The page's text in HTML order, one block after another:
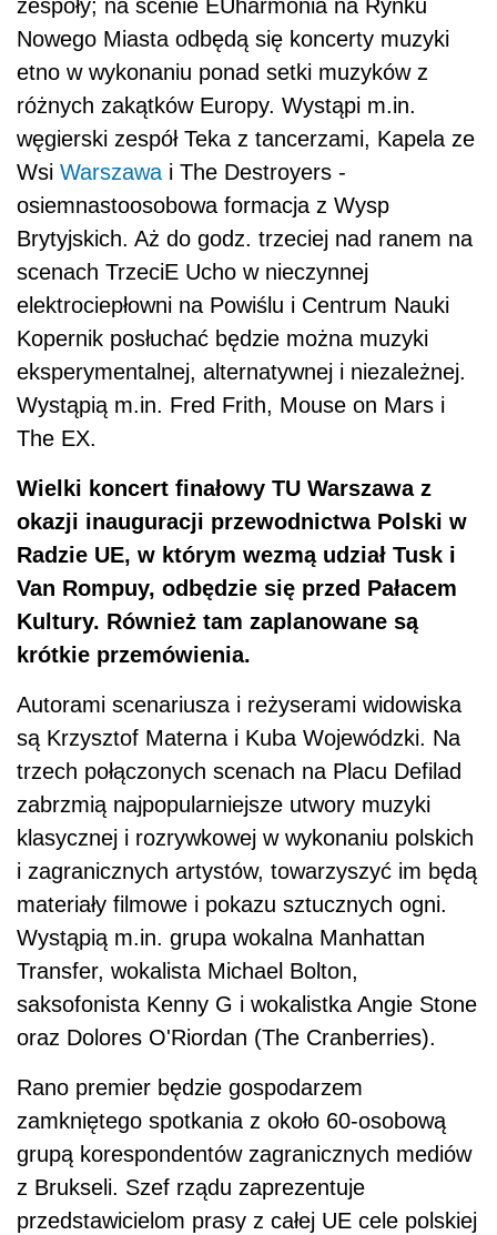
zespoły; na scenie EUharmonia na Rynku
Nowego Miasta odbędą się koncerty muzyki
etno w wykonaniu ponad setki muzyków z
różnych zakątków Europy. Wystąpi m.in.
węgierski zespół Teka z tancerzami, Kapela ze
Wsi Warszawai The Destroyers -
osiemnastoosobowa formacja z Wysp
Brytyjskich. Aż do godz. trzeciej nad ranem na
scenach TrzeciE Ucho w nieczynnej
elektrociepłowni na Powiślu i Centrum Nauki
Kopernik posłuchać będzie można muzyki
eksperymentalnej, alternatywnej i niezależnej.
Wystąpią m.in. Fred Frith, Mouse on Mars i
The EX.
Wielki koncert finałowy TU Warszawa z
okazji inauguracji przewodnictwa Polski w
Radzie UE, w którym wezmą udział Tusk i
Van Rompuy, odbędzie się przed Pałacem
Kultury. Również tam zaplanowane są
krótkie przemówienia.
Autorami scenariusza i reżyserami widowiska
są Krzysztof Materna i Kuba Wojewódzki. Na
trzech połączonych scenach na Placu Defilad
zabrzmią najpopularniejsze utwory muzyki
klasycznej i rozrywkowej w wykonaniu polskich
i zagranicznych artystów, towarzyszyć im będą
materiały filmowe i pokazu sztucznych ogni.
Wystąpią m.in. grupa wokalna Manhattan
Transfer, wokalista Michael Bolton,
saksofonista Kenny G i wokalistka Angie Stone
oraz Dolores O'Riordan (The Cranberries).
Rano premier będzie gospodarzem
zamkniętego spotkania z około 60-osobową
grupą korespondentów zagranicznych mediów
z Brukseli. Szef rządu zaprezentuje
przedstawicielom prasy z całej UE cele polskiej